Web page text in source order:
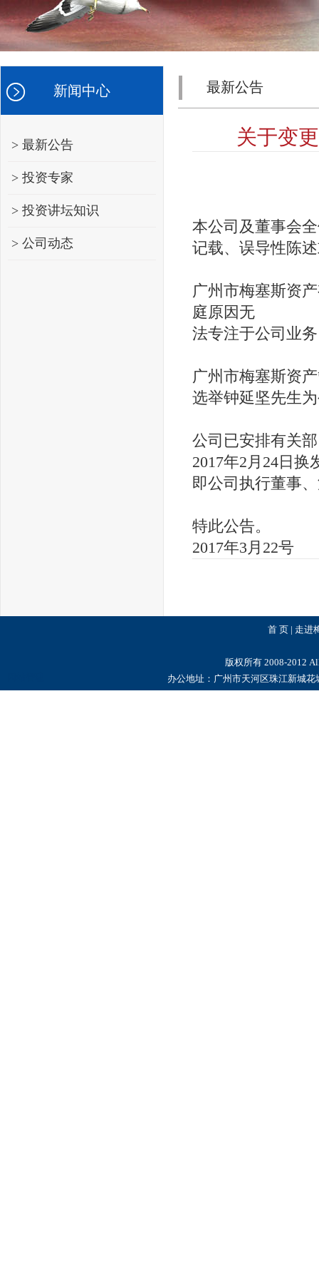
新闻中心
> 最新公告
> 投资专家
> 投资讲坛知识
> 公司动态
最新公告
关于变
本公司及董事会
记载、误导性陈
广州市梅塞斯资产
庭原因 无
法专注于公司业务
广州市梅塞斯资
选举钟延坚先生
公司 已安排有关
2017年2月24日换
即公司 执行董事
特此公告。
2017年3月22号
首 页| 走进
版权所有 2008-2012
办公地址：广州市天河区珠江新城